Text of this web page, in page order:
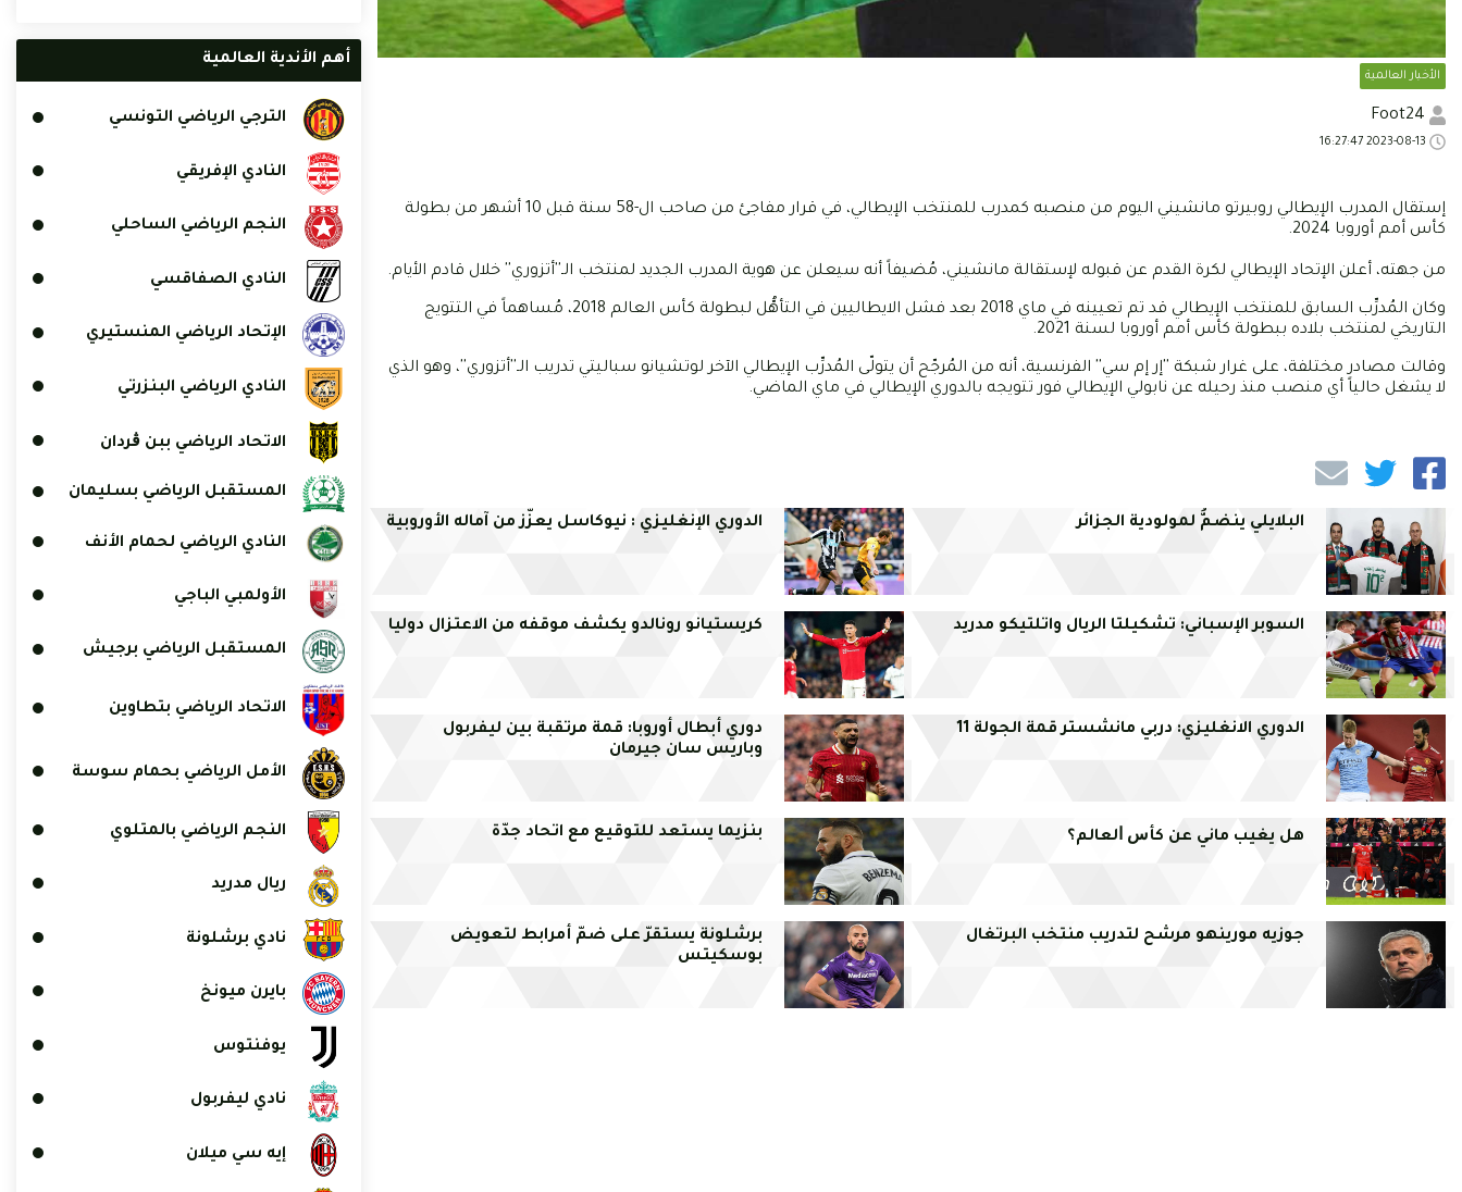
الأخبار العالمية
إستقال المدرب الإيطالي روبيرتو مانشيني اليوم من منصبه كمدرب للمنتخب الإيطالي، في قرار مفاجئ من صاحب ال-58 سنة قبل 10 أشهر من بطولة
كأس أمم أوروبا 2024.
من جهته، أعلن الإتحاد الإيطالي لكرة القدم عن قبوله لإستقالة مانشيني، مُضيفاً أنه سيعلن عن هوية المدرب الجديد لمنتخب الـ''أتزوري'' خلال قادم الأيام.
وكان المُدرِّب السابق للمنتخب الإيطالي قد تم تعيينه في ماي 2018 بعد فشل الايطاليين في التأهُّل لبطولة كأس العالم 2018، مُساهماً في التتويج
التاريخي لمنتخب بلاده ببطولة كأس أمم أوروبا لسنة 2021.
وقالت مصادر مختلفة، على غرار شبكة ''إر إم سي'' الفرنسية، أنه من المُرجّح أن يتولّى المُدرِّب الإيطالي الآخر لوتشيانو سباليتي تدريب الـ''أتزوري''، وهو الذي
لا يشغل حالياً أي منصب منذ رحيله عن نابولي الإيطالي فور تتويجه بالدوري الإيطالي في ماي الماضي.
البلايلي ينضمُّ لمولودية الجزائر الدوري الإنغليزي : نيوكاسل يعزّز من آماله الأوروبية
السوبر الإسباني: تشكيلتا الريال واتلتيكو مدريد كريستيانو رونالدو يكشف موقفه من الاعتزال دوليا
الدوري الانغليزي: دربي مانشستر قمة الجولة 11
دوري أبطال أوروبا: قمة مرتقبة بين ليفربول
وباريس سان جيرمان
ﻫﻞ ﻳﻐﻴﺐ ﻣﺎﻧﻲ ﻋﻦ ﻛﺄﺱ ﺍﻟﻌﺎﻟﻢ؟ بنزيما يستعد للتوقيع مع اتحاد جدّة
جوزيه مورينهو مرشح لتدريب منتخب البرتغال
برشلونة يستقرّ على ضمّ أمرابط لتعويض
بوسكيتس
أهم الأندية العالمية
الترجي الرياضي التونسي
النادي الإفريقي
النجم الرياضي الساحلي
النادي الصفاقسي
الإتحاد الرياضي المنستيري
النادي الرياضي البنزرتي
الاتحاد الرياضي ببن ڨردان
المستقبل الرياضي بسليمان
النادي الرياضي لحمام الأنف
الأولمبي الباجي
المستقبل الرياضي برجيش
الاتحاد الرياضي بتطاوين
الأمل الرياضي بحمام سوسة
النجم الرياضي بالمتلوي
ريال مدريد
نادي برشلونة
بايرن ميونخ
يوفنتوس
نادي ليفربول
إيه سي ميلان